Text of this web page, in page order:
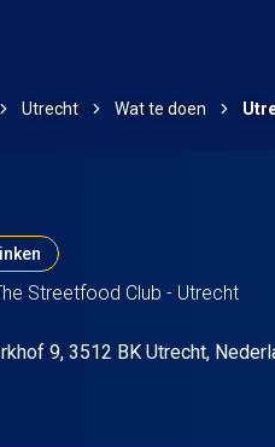
Utrecht Wat te doen
Streetfood Club - Utrecht
9, 3512 BK Utrecht,